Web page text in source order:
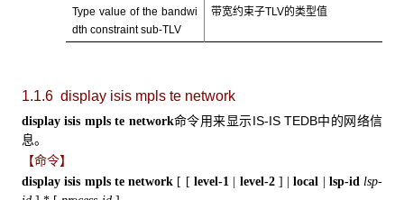
Type value of the bandwi
dth constraint sub-TLV
带宽约束子TLV的类型值
1.1.6 display isis mpls te network
display isis mpls te network命令用来显示IS-IS TEDB中的网络信
息。
【命令】
display isis mpls te network [ [ level-1 | level-2 ] | local | lsp-id lsp-